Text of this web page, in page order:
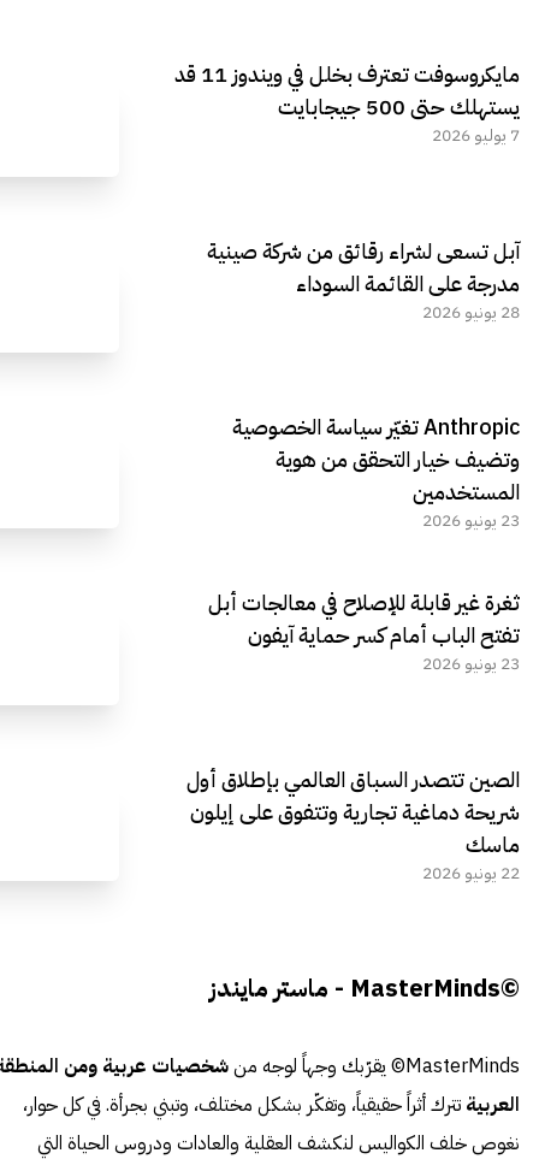
مايكروسوفت تعترف بخلل في ويندوز 11 قد
يستهلك حتى 500 جيجابايت
7 يوليو 2026
آبل تسعى لشراء رقائق من شركة صينية
مدرجة على القائمة السوداء
28 يونيو 2026
Anthropic تغيّر سياسة الخصوصية
وتضيف خيار التحقق من هوية
المستخدمين
23 يونيو 2026
ثغرة غير قابلة للإصلاح في معالجات أبل
تفتح الباب أمام كسر حماية آيفون
23 يونيو 2026
الصين تتصدر السباق العالمي بإطلاق أول
شريحة دماغية تجارية وتتفوق على إيلون
ماسك
22 يونيو 2026
©MasterMinds - ماستر مايندز
MasterMinds© يقرّبك وجهاً لوجه من
شخصيات عربية ومن
العربية تترك أثراً حقيقياً، وتفكّر بشكل مختلف، وتبني بجرأة. في كل حوار،
نغوص خلف الكواليس لنكشف العقلية والعادات ودروس الحياة التي